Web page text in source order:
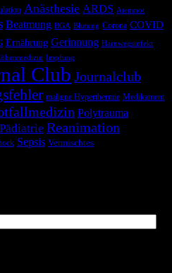
Anästhesie ARDS Atemnot
Beatmung BGA Blutung Corona COVID
Ernährung Gerinnung Harnwegsinfekt
Impfung
Club Journalclub
maligne Hyperthermie Medikament
Polytrauma
Pädiatrie Reanimation
Sepsis Vermischtes